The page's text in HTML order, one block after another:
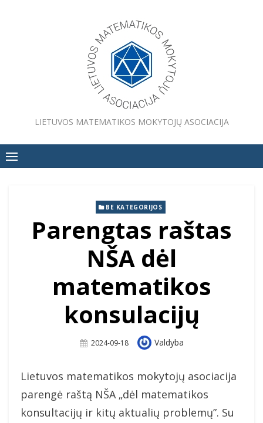
LIETUVOS MATEMATIKOS MOKYTOJŲ ASOCIACIJA
BE KATEGORIJOS
Parengtas raštas
NŠA dėl
matematikos
konsulacijų
Posted
2024-09-18 Author
Valdyba
Lietuvos matematikos mokytojų asociacija
parengė raštą NŠA „dėl matematikos
konsultacijų ir kitų aktualių problemų”. Su